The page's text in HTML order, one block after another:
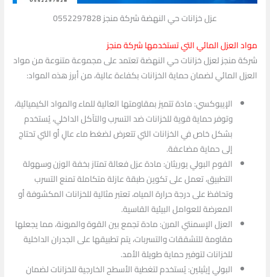
عزل خزانات حي النهضة شركة منجز 0552297828
مواد العزل المائي التي تستخدمها شركة منجز
شركة منجز لعزل خزانات حي النهضة تعتمد على مجموعة متنوعة من مواد
العزل المائي لضمان حماية الخزانات بكفاءة عالية، من أبرز هذه المواد:
الإيبوكسي: مادة تتميز بمقاومتها العالية للماء والمواد الكيميائية،
وتوفر حماية قوية للخزانات ضد التسرب والتآكل الداخلي، يُستخدم
بشكل خاص في الخزانات التي تتعرض لضغط ماء عالٍ أو التي تحتاج
إلى حماية مضاعفة.
الفوم البولي يوريثان: مادة عزل فعالة تمتاز بخفة الوزن وسهولة
التطبيق، تعمل على تكوين طبقة عازلة متكاملة تمنع التسرب
وتحافظ على درجة حرارة المياه، تعتبر مثالية للخزانات المكشوفة أو
المعرضة للعوامل البيئية القاسية.
العزل الإسمنتي المرن: مادة تجمع بين القوة والمرونة، مما يجعلها
مقاومة للتشققات والتسربات، يتم تطبيقها على الجدران الداخلية
للخزانات لتوفير حماية طويلة الأمد.
البولي إيثيلين: يُستخدم لتغطية الأسطح الخارجية للخزانات لضمان